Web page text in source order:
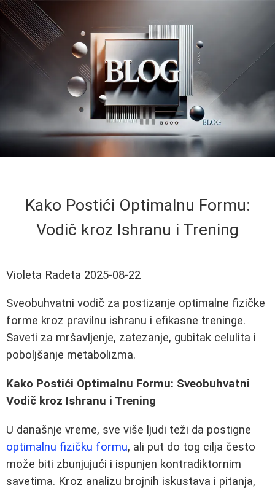
Kako Postići Optimalnu Formu:
Vodič kroz Ishranu i Trening
Violeta Radeta 2025-08-22
Sveobuhvatni vodič za postizanje optimalne fizičke
forme kroz pravilnu ishranu i efikasne treninge.
Saveti za mršavljenje, zatezanje, gubitak celulita i
poboljšanje metabolizma.
Kako Postići Optimalnu Formu: Sveobuhvatni
Vodič kroz Ishranu i Trening
U današnje vreme, sve više ljudi teži da postigne
optimalnu fizičku formu, ali put do tog cilja često
može biti zbunjujući i ispunjen kontradiktornim
savetima. Kroz analizu brojnih iskustava i pitanja,